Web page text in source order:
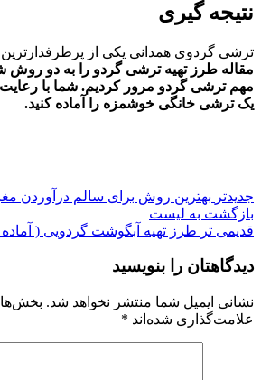
نتیجه گیری
ترشی گردوی همدانی یکی از
مهم ترشی گردو مرور کردیم. شما با رعایت
یک ترشی خانگی خوشمزه را آماده کنید.
جدیدتر بهترین روش برای سالم درآوردن
بازگشت به لیست
قدیمی تر طرز تهیه آبگوشت گردویی (
دیدگاهتان را بنویسید
نشانی ایمیل شما منتشر نخواهد شد.
علامت‌گذاری شده‌اند *